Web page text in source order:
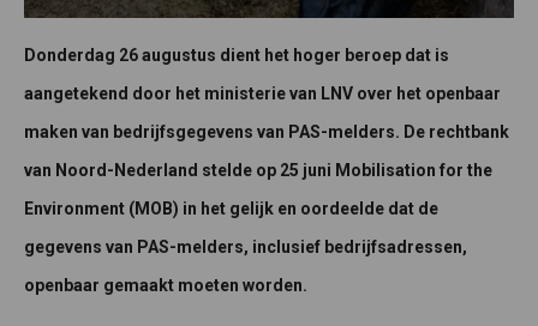
Donderdag 26 augustus dient het hoger beroep dat is
aangetekend door het ministerie van LNV over het openbaar
maken van bedrijfsgegevens van PAS-melders. De rechtbank
van Noord-Nederland stelde op 25 juni Mobilisation for the
Environment (MOB) in het gelijk en oordeelde dat de
gegevens van PAS-melders, inclusief bedrijfsadressen,
openbaar gemaakt moeten worden.